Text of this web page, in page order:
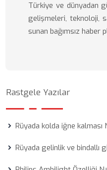
Türkiye ve dünyadan
gelişmeleri, teknoloji,
sunan bağımsız haber
Rastgele Yazılar
Rüyada kolda iğne kalması
Rüyada gelinlik ve bindallı